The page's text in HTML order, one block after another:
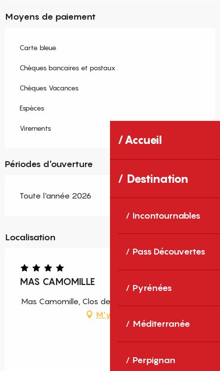
Accueil
Destination
Incontournables
Pass Découvertes
Pyrénées
Méditerranée
Perpignan
Moyens de paiement
Carte bleue
Chèques bancaires et postaux
Chèques Vacances
Espèces
Virements
Périodes d'ouverture
Toute l'année 2026
Localisation
MAS CAMOMILLE
Mas Camomille, Clos des Aspres, 66560 Ortaffa
M'y rendre